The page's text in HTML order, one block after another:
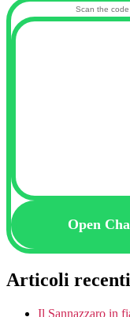
Scan the code
Open
Articoli recenti
Il Sannazzaro in